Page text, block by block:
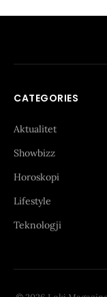
CATEGORIES
Aktualitet
Showbizz
Horoskopi
Lifestyle
Teknologji